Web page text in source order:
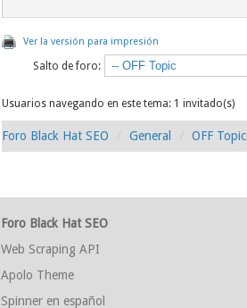
Ver la versión para impresión
Salto de foro:
Usuarios navegando en este tema: 1 invitado(s)
Foro Black Hat SEO General OFF Topic
Foro Black Hat SEO
Web Scraping API
Apolo Theme
Spinner en español